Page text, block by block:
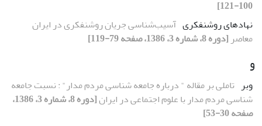
100-121]
نهادهای روشنفکری آسیب‌شناسی جریان روشنفکری در ایران
معاصر [دوره 8، شماره 3، 1386، صفحه 79-119]
و
وبر تاملی بر مقاله " درباره جامعه شناسی مردم مدار" : نسبت جامعه
شناسی مردم مدار با علوم اجتماعی در ایران
[دوره 8، شماره 3، 1386،
صفحه 30-53]